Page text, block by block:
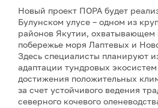
Новый проект ПОРА будет
Булунском улусе – одном из
районов Якутии, охватывающем
побережье моря Лаптевых и
Здесь специалисты планируют
адаптации тундровых
достижения положительных
за счет устойчивого ведения
северного кочевого